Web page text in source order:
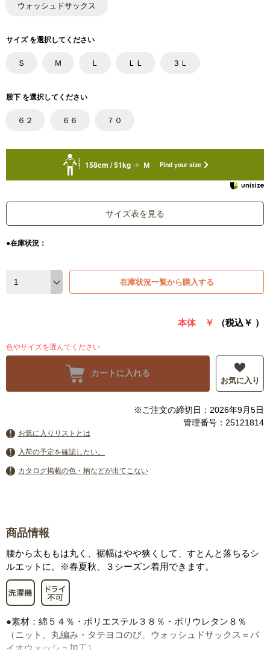
ウォッシュドサックス
サイズ を選択してください
Ｓ Ｍ Ｌ ＬＬ ３Ｌ
股下 を選択してください
６２ ６６ ７０
158cm / 51kg Ｍ Find your size
サイズ表を見る
●在庫状況：
在庫状況一覧から購入する
本体 ￥ （税込￥ ）
色やサイズを選んでください
カートに入れる
お気に入り
※ご注文の締切日：2026年9月5日
管理番号：25121814
お気に入りリストとは
入荷の予定を確認したい。
カタログ掲載の色・柄などが出てこない
商品情報
腰から太ももは丸く、裾幅はやや狭くして、すとんと落ちるシ
ルエットに。※春夏秋、３シーズン着用できます。
●素材：綿５４％・ポリエステル３８％・ポリウレタン８％
（ニット、丸編み・タテヨコのび、ウォッシュドサックス＝バ
イオウォッシュ加工）